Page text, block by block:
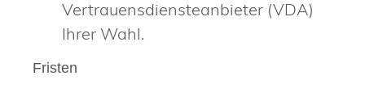
Vertrauensdiensteanbieter (VDA)
Ihrer Wahl.
Fristen